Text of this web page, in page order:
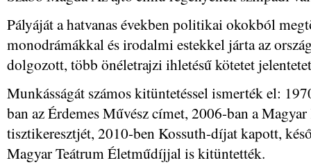
Pályáját a hatvanas években politikai okokból
monodrámákkal és irodalmi estekkel járta az
dolgozott, több önéletrajzi ihletésű kötetet
Munkásságát számos kitüntetéssel ismerték el:
ban az Érdemes Művész címet, 2006-ban a
tisztikeresztjét, 2010-ben Kossuth-díjat kapott,
Magyar Teátrum Életműdíjjal is kitüntették.